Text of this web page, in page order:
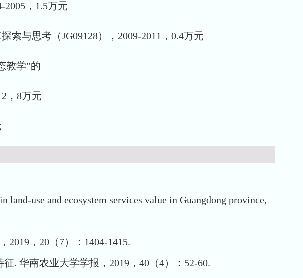
，1.5万元
与思考（JG09128），2009-2011，0.4万元
教学”的
，8万元
land-use and ecosystem services value in Guangdong province,
，20（7）：1404-1415.
. 华南农业大学学报，2019，40（4）：52-60.